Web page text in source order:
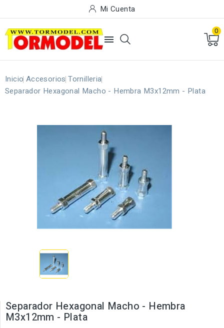
Mi Cuenta

0
Inicio Accesorios Tornilleria
Separador Hexagonal Macho - Hembra M3x12mm - Plata
Separador Hexagonal Macho - Hembra
M3x12mm - Plata